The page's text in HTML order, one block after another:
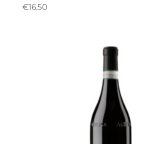
€16.50